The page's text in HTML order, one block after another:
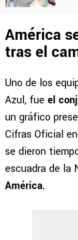
América
tras el
Uno de los
Azul, fue el
un gráfico
Cifras Oficial
se dieron
escuadra de la
América.